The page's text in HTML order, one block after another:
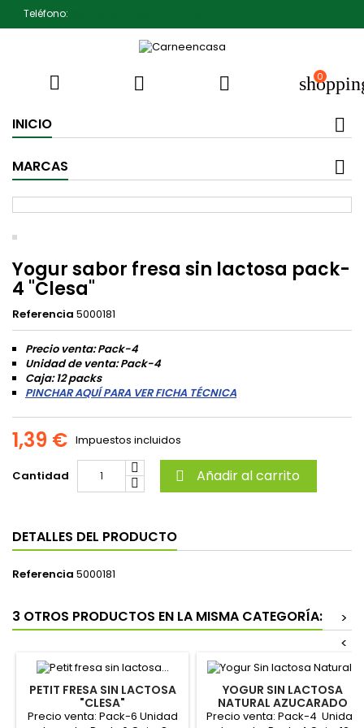
Teléfono:
   0
INICIO
MARCAS
Yogur sabor fresa sin lactosa pack-
4 "Clesa"
Referencia 5000181
Precio venta: Pack-4
Unidad de venta: Pack-4
Caja: 12 packs
PINCHAR AQUÍ PARA VER FICHA TÉCNICA
1,39 € Impuestos incluidos
Cantidad  Añadir al carrito
DETALLES DEL PRODUCTO
Referencia 5000181
3 OTROS PRODUCTOS EN LA MISMA CATEGORÍA:
>
<
PETIT FRESA SIN LACTOSA
"CLESA"
Precio venta: Pack-6 Unidad
YOGUR SIN LACTOSA
NATURAL AZUCARADO
PACK-4 "CLESA"
Precio venta: Pack-4 Unidad